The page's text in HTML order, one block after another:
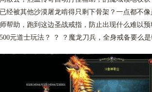
经被其他沙漠屠龙啃得只剩下骨架？一点都不
帮助，跑到这边圣战戒指，防止出现什么难以
元道士玩法？ ？ ？魔龙刀兵，全身戒备要么是